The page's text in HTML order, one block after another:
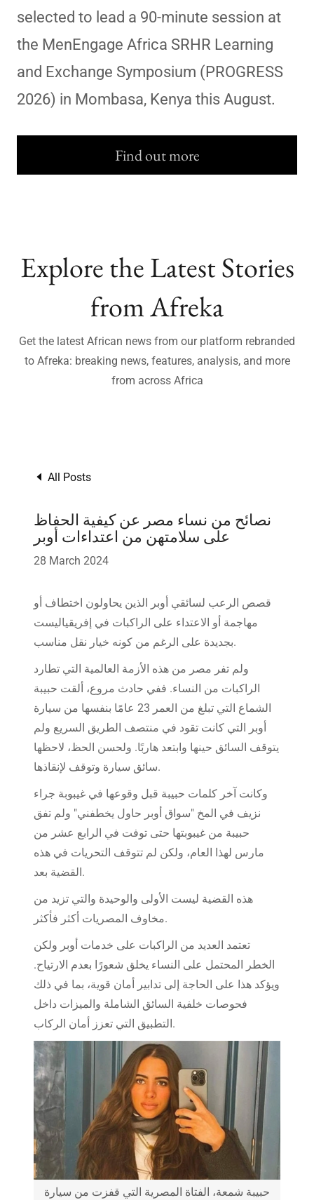
selected to lead a 90-minute session at
the MenEngage Africa SRHR Learning
and Exchange Symposium (PROGRESS
2026) in Mombasa, Kenya this August.
Find out more
Explore the Latest Stories
from Afreka
Get the latest African news from our platform rebranded
to Afreka: breaking news, features, analysis, and more
from across Africa
All Posts
نصائح من نساء مصر عن كيفية الحفاظ
على سلامتهن من اعتداءات أوبر
28 March 2024
قصص الرعب لسائقي أوبر الذين يحاولون اختطاف أو
مهاجمة أو الاعتداء على الراكبات في إفريقياليست
بجديدة على الرغم من كونه خيار نقل مناسب.
ولم تفر مصر من هذه الأزمة العالمية التي تطارد
الراكبات من النساء. ففي حادث مروع، ألقت حبيبة
الشماع التي تبلغ من العمر 23 عامًا بنفسها من سيارة
أوبر التي كانت تقود في منتصف الطريق السريع ولم
يتوقف السائق حينها وابتعد هاربًا. ولحسن الحظ، لاحظها
سائق سيارة وتوقف لإنقاذها.
وكانت آخر كلمات حبيبة قبل وقوعها في غيبوبة جراء
نزيف في المخ "سواق أوبر حاول يخطفني" ولم تفق
حبيبة من غيبوبتها حتى توفت في الرابع عشر من
مارس لهذا العام، ولكن لم تتوقف التحريات في هذه
القضية بعد.
هذه القضية ليست الأولى والوحيدة والتي تزيد من
مخاوف المصريات أكثر فأكثر.
تعتمد العديد من الراكبات على خدمات أوبر ولكن
الخطر المحتمل على النساء يخلق شعورًا بعدم الارتياح.
ويؤكد هذا على الحاجة إلى تدابير أمان قوية، بما في ذلك
فحوصات خلفية السائق الشاملة والميزات داخل
التطبيق التي تعزز أمان الركاب.
حبيبة شمعة، الفتاة المصرية التي قفزت من سيارة